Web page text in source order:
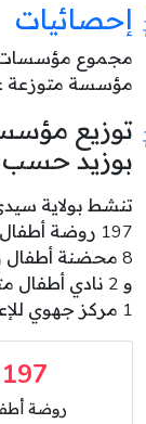
إحصائيات
مجموع مؤسسات
مؤسسة متوزعة على 13
توزيع
بوزيد
1 مركز جهوي للإعلامية الموجهة للطفل .
197
روضة